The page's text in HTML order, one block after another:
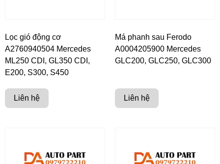
Lọc gió động cơ
A2760940504 Mercedes
ML250 CDI, GL350 CDI,
E200, S300, S450
Liên hệ
Má phanh sau Ferodo
A0004205900 Mercedes
GLC200, GLC250, GLC300
Liên hệ